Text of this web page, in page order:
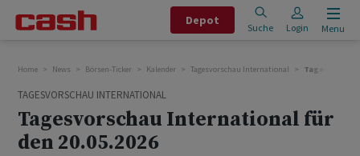
Depot
Suche Login Menu
Home News Börsen-Ticker Kalender Tagesvorschau International
TAGESVORSCHAU INTERNATIONAL
Tagesvorschau International für
den 20.05.2026